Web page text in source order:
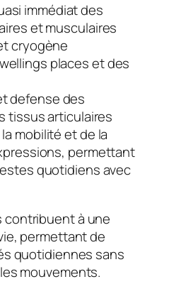
immédiat des
et musculaires
cryogène
places et des
defense des
tissus articulaires
mobilité et de la
permettant
quotidiens avec
à une
permettant de
quotidiennes sans
mouvements.